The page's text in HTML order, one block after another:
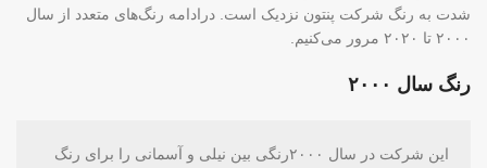
شدت به رنگ شرکت پنتون نزدیک است. درادامه رنگ‌های متعدد از سال
۲۰۰۰ تا ۲۰۲۰ مرور می‌کنیم.
رنگ سال ۲۰۰۰
این شرکت در سال ۲۰۰۰رنگی بین نیلی و آسمانی را برای رنگ